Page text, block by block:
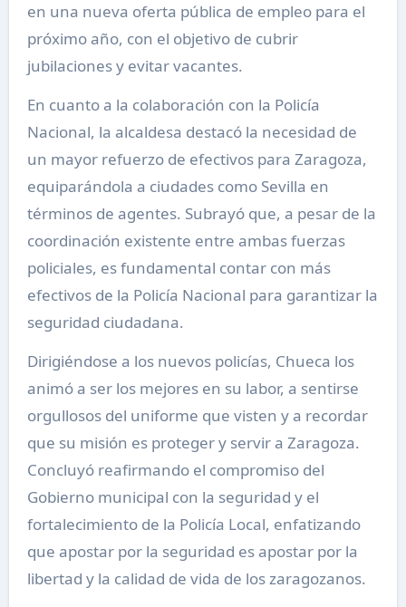
en una nueva oferta pública de empleo para el
próximo año, con el objetivo de cubrir
jubilaciones y evitar vacantes.
En cuanto a la colaboración con la Policía
Nacional, la alcaldesa destacó la necesidad de
un mayor refuerzo de efectivos para Zaragoza,
equiparándola a ciudades como Sevilla en
términos de agentes. Subrayó que, a pesar de la
coordinación existente entre ambas fuerzas
policiales, es fundamental contar con más
efectivos de la Policía Nacional para garantizar la
seguridad ciudadana.
Dirigiéndose a los nuevos policías, Chueca los
animó a ser los mejores en su labor, a sentirse
orgullosos del uniforme que visten y a recordar
que su misión es proteger y servir a Zaragoza.
Concluyó reafirmando el compromiso del
Gobierno municipal con la seguridad y el
fortalecimiento de la Policía Local, enfatizando
que apostar por la seguridad es apostar por la
libertad y la calidad de vida de los zaragozanos.